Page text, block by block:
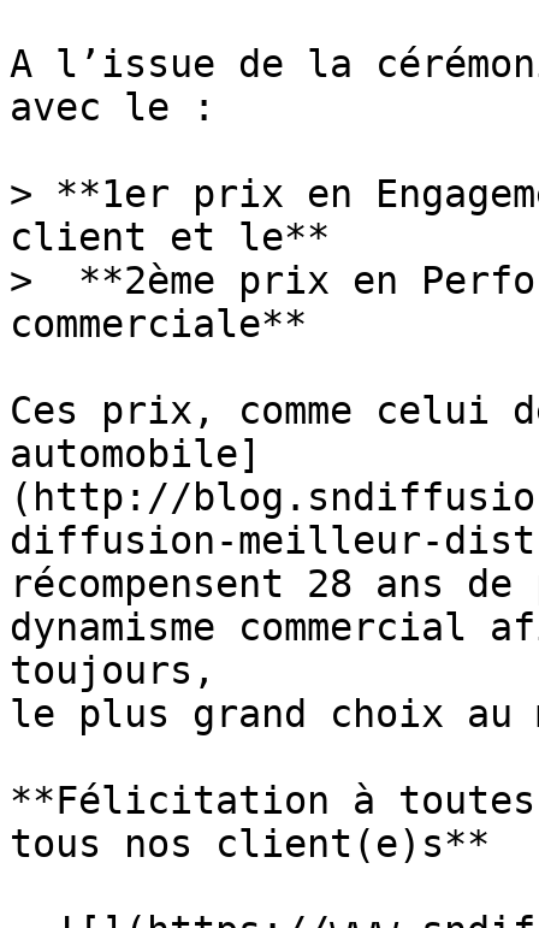
A l’issue de la
avec le :
> **1er prix en
client et le**
>  **2ème prix en
commerciale**
Ces prix, comme
automobile]
(http://
diffusion-meilleur-
récompensent 28 ans
dynamisme
toujours,
le plus grand choix
**Félicitation à toutes
tous nos client(e)s**